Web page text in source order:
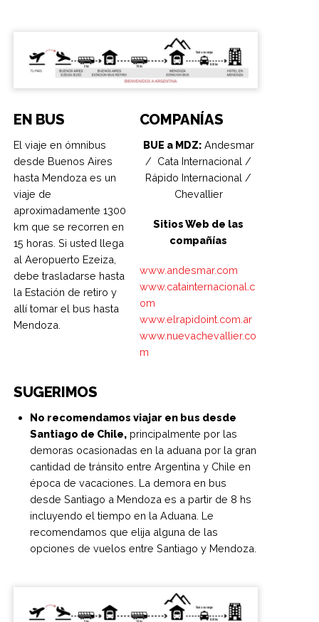
EN BUS
El viaje en ómnibus
desde Buenos Aires
hasta Mendoza es un
viaje de
aproximadamente 1300
km que se recorren en
15 horas. Si usted llega
al Aeropuerto Ezeiza,
debe trasladarse hasta
la Estación de retiro y
allí tomar el bus hasta
Mendoza.
COMPANÍAS
BUE a MDZ:Andesmar
/ Cata Internacional /
Rápido Internacional /
Chevallier
Sitios Web de las
compañías
www.andesmar.com
www.catainternacional.c
om
www.elrapidoint.com.ar
www.nuevachevallier.co
m
SUGERIMOS
No recomendamos viajar en bus desde
Santiago de Chile, principalmente por las
demoras ocasionadas en la aduana por la gran
cantidad de tránsito entre Argentina y Chile en
época de vacaciones. La demora en bus
desde Santiago a Mendoza es a partir de 8 hs
incluyendo el tiempo en la Aduana. Le
recomendamos que elija alguna de las
opciones de vuelos entre Santiago y Mendoza.